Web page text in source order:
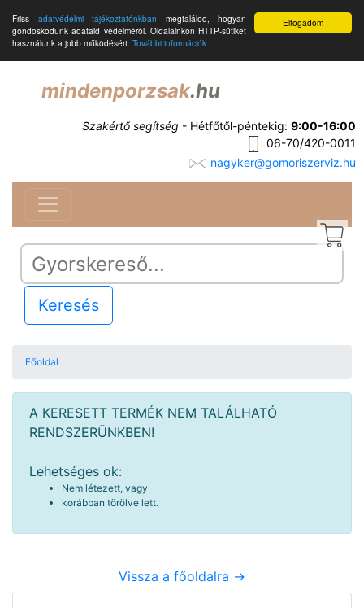
Elfogadom
Friss adatvédelmi tájékoztatónkban megtalálod, hogyan
gondoskodunk adataid védelméről. Oldalainkon HTTP-sütiket
használunk a jobb működésért. További információk
mindenporzsak.hu
Szakértő segítség - Hétfőtől-péntekig: 9:00-16:00
06-70/420-0011
nagyker@gomoriszerviz.hu
Keresés
Főoldal
A KERESETT TERMÉK NEM TALÁLHATÓ
RENDSZERÜNKBEN!
Lehetséges ok:
Nem létezett, vagy
korábban törölve lett.
Vissza a főoldalra ->